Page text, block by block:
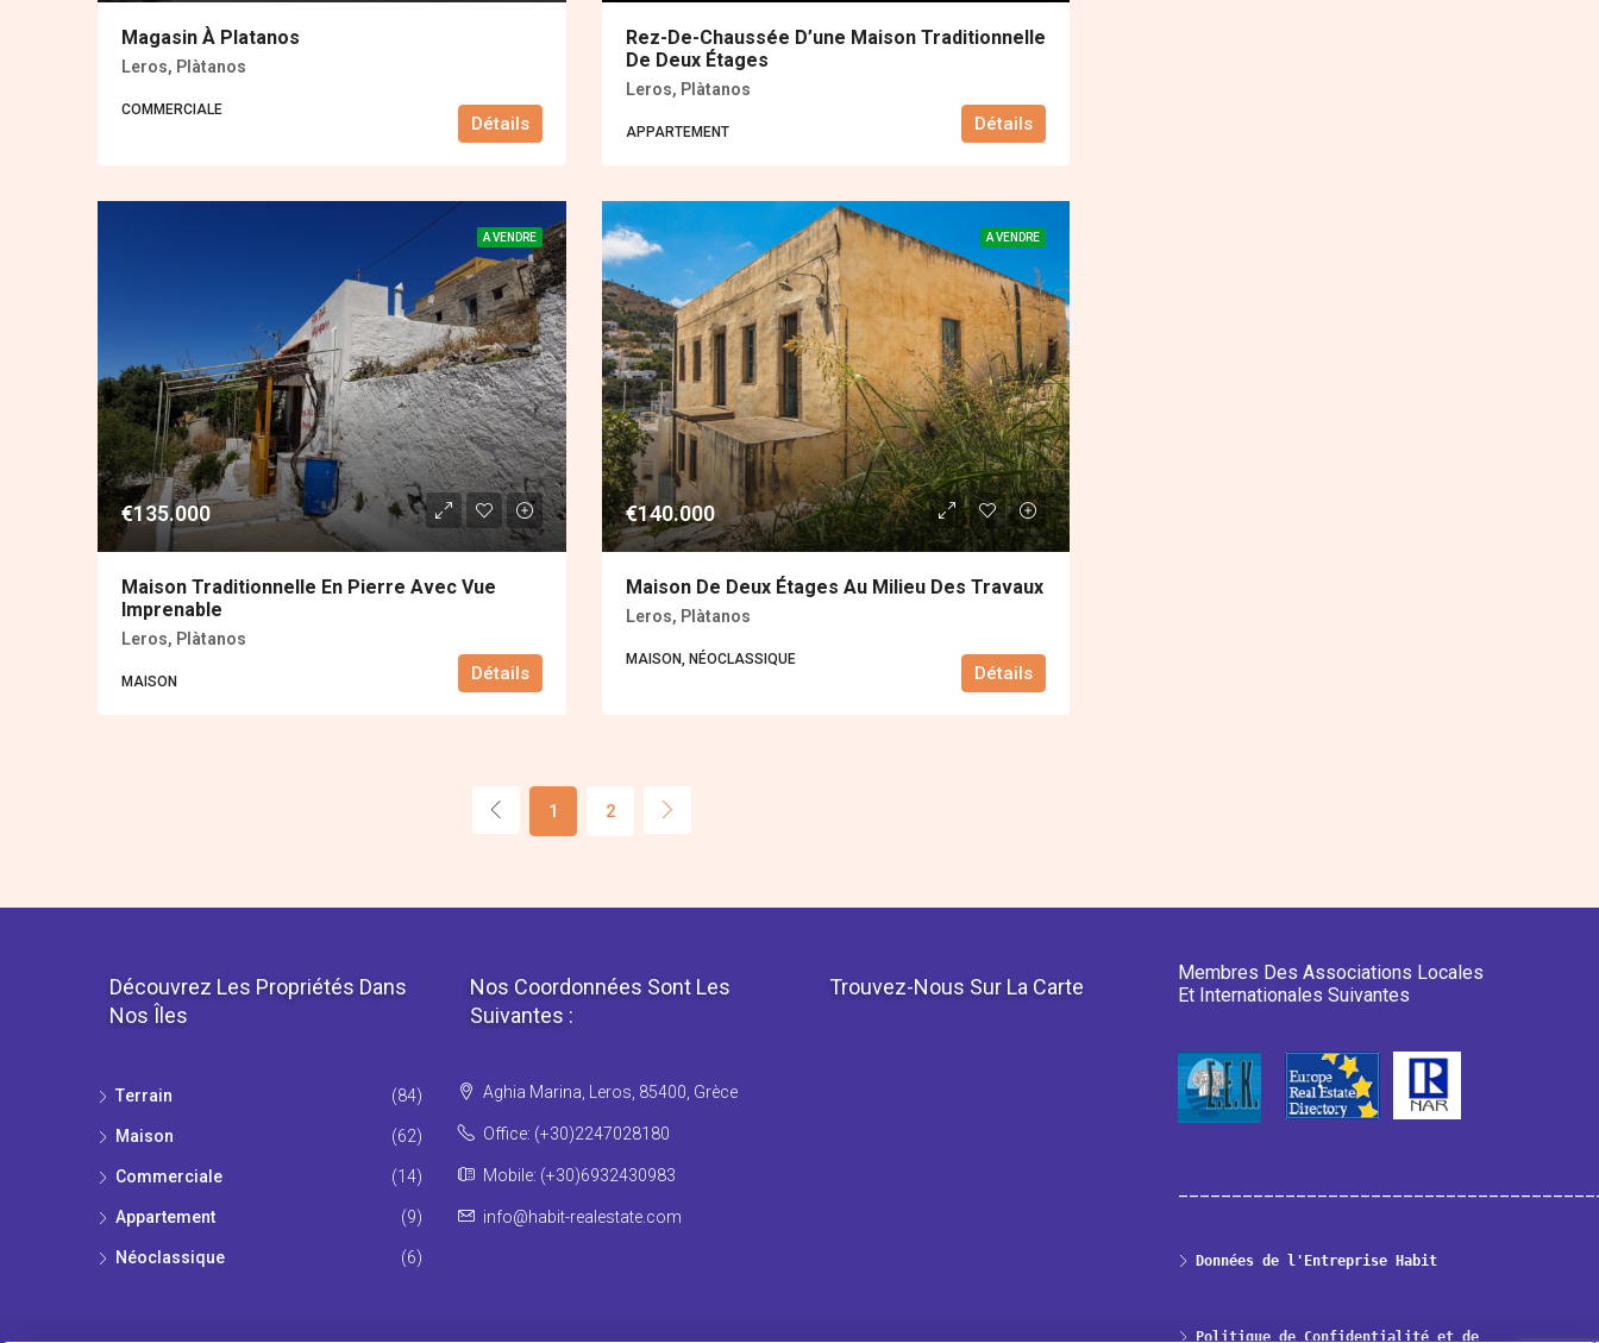
Magasin À Platanos
Leros, Plàtanos
COMMERCIALE
Détails
Rez-De-Chaussée D’une Maison Traditionnelle
De Deux Étages
Leros, Plàtanos
APPARTEMENT Détails
A VENDRE
€135.000
Maison Traditionnelle En Pierre Avec Vue
Imprenable
Leros, Plàtanos
MAISON Détails
A VENDRE
€140.000
Maison De Deux Étages Au Milieu Des Travaux
Leros, Plàtanos
MAISON, ΝÉOCLASSIQUE
Détails
1 2
Découvrez Les Propriétés Dans
Nos Îles
Τerrain (84)
Maison (62)
Commerciale (14)
Appartement (9)
Νéoclassique (6)
Nos Coordonnées Sont Les
Suivantes :
Aghia Marina, Leros, 85400, Grèce
Office: (+30)2247028180
Mobile: (+30)6932430983
info@habit-realestate.com
Trouvez-Nous Sur La Carte
Membres Des Associations Locales
Et Internationales Suivantes
Données de l'Entreprise Habit
Politique de Confidentialité et de